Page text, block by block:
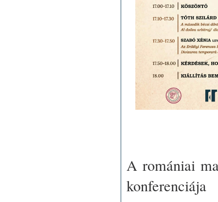
A romániai
konferenciája